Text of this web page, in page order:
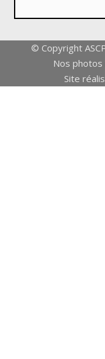
© Copyright
Nos
Site